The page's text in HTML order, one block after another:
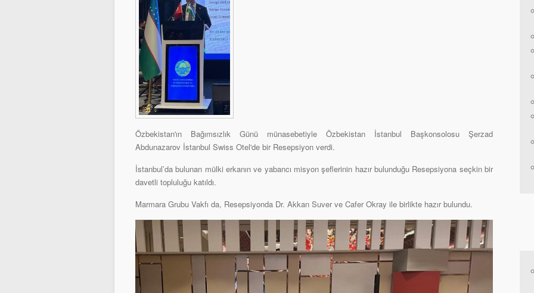
Özbekistan'ın Bağımsızlık Günü münasebetiyle Özbekistan İstanbul Başkonsolosu Şerzad
Abdunazarov İstanbul Swiss Otel'de bir Resepsiyon verdi.
İstanbul’da bulunan mülki erkanın ve yabancı misyon şeflerinin hazır bulunduğu Resepsiyona seçkin bir
davetli topluluğu katıldı.
Marmara Grubu Vakfı da, Resepsiyonda Dr. Akkan Suver ve Cafer Okray ile birlikte hazır bulundu.